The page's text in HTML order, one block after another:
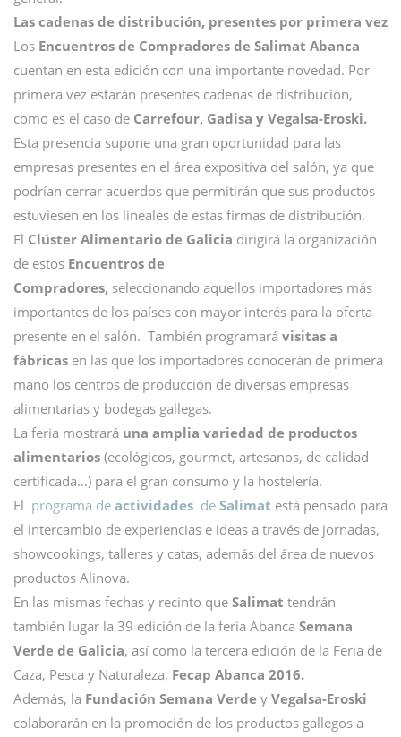
Las cadenas de distribución, presentes por primera vez
Los Encuentros de Compradores de Salimat Abanca
cuentan en esta edición con una importante novedad. Por
primera vez estarán presentes cadenas de distribución,
como es el caso de Carrefour, Gadisa y Vegalsa-Eroski.
Esta presencia supone una gran oportunidad para las
empresas presentes en el área expositiva del salón, ya que
podrían cerrar acuerdos que permitirán que sus productos
estuviesen en los lineales de estas firmas de distribución.
El Clúster Alimentario de Galicia dirigirá la organización
de estos Encuentros de
Compradores, seleccionando aquellos importadores más
importantes de los países con mayor interés para la oferta
presente en el salón. También programará visitas a
fábricas en las que los importadores conocerán de primera
mano los centros de producción de diversas empresas
alimentarias y bodegas gallegas.
La feria mostrará una amplia variedad de productos
alimentarios (ecológicos, gourmet, artesanos, de calidad
certificada…) para el gran consumo y la hostelería.
El programa de actividades de Salimat está pensado para
el intercambio de experiencias e ideas a través de jornadas,
showcookings, talleres y catas, además del área de nuevos
productos Alinova.
En las mismas fechas y recinto que Salimat tendrán
también lugar la 39 edición de la feria Abanca Semana
Verde de Galicia, así como la tercera edición de la Feria de
Caza, Pesca y Naturaleza, Fecap Abanca 2016.
Además, la Fundación Semana Verde y Vegalsa-Eroski
colaborarán en la promoción de los productos gallegos a